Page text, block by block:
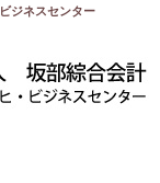
ジネスセンター